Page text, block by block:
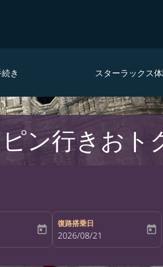
き スターラックス
ン行きおト
date-aria-label
today
復路搭乗日
fc-booking-return-date-aria-
2026/08/21 today